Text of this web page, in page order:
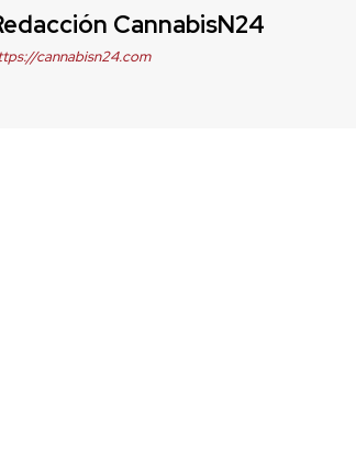
CannabisN24
cannabisn24.com